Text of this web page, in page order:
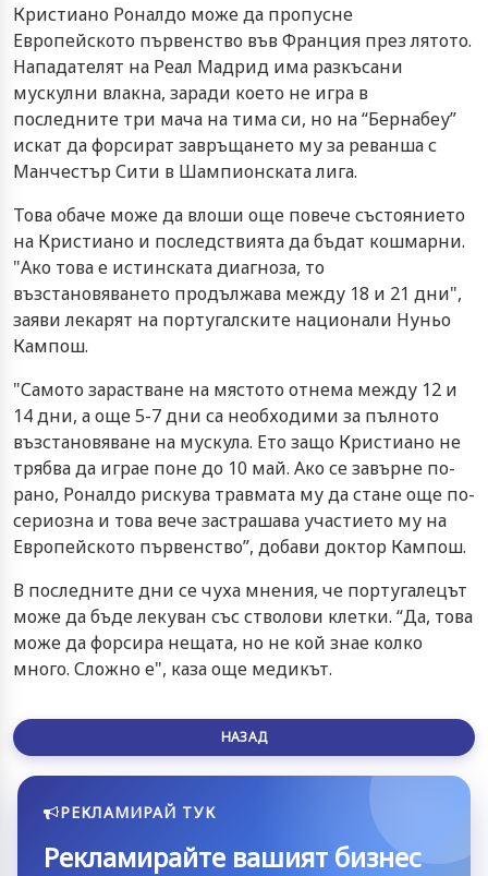
Кристиано Роналдо може да пропусне
Европейското първенство във Франция през лятото.
Нападателят на Реал Мадрид има разкъсани
мускулни влакна, заради което не игра в
последните три мача на тима си, но на “Бернабеу”
искат да форсират завръщането му за реванша с
Манчестър Сити в Шампионската лига.
Това обаче може да влоши още повече състоянието
на Кристиано и последствията да бъдат кошмарни.
"Ако това е истинската диагноза, то
възстановяването продължава между 18 и 21 дни",
заяви лекарят на португалските национали Нуньо
Кампош.
"Самото зарастване на мястото отнема между 12 и
14 дни, а още 5-7 дни са необходими за пълното
възстановяване на мускула. Ето защо Кристиано не
трябва да играе поне до 10 май. Ако се завърне по-
рано, Роналдо рискува травмата му да стане още по-
сериозна и това вече застрашава участието му на
Европейското първенство”, добави доктор Кампош.
В последните дни се чуха мнения, че португалецът
може да бъде лекуван със стволови клетки. “Да, това
може да форсира нещата, но не кой знае колко
много. Сложно е", каза още медикът.
НАЗАД
РЕКЛАМИРАЙ ТУК
Рекламирайте вашият бизнес